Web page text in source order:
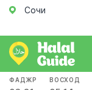
Сочи
ФАДЖР ВОСХОД